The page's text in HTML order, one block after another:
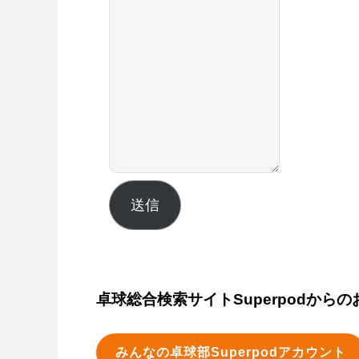
送信
卓球総合検索サイトSuperpodからの
みんなの卓球部Superpodアカウント